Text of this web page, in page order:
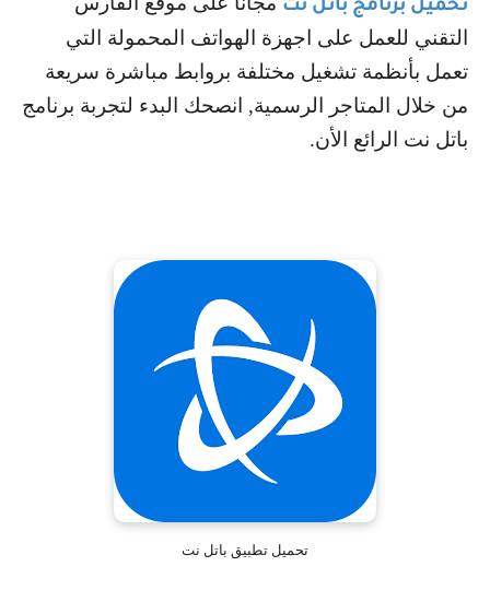
تحميل برنامج باتل نت
التقني للعمل على اجهزة الهواتف المحمولة التي
تعمل بأنظمة تشغيل مختلفة بروابط مباشرة سريعة
من خلال المتاجر الرسمية, انصحك البدء لتجربة برنامج
باتل نت الرائع الأن.
تحميل تطبيق باتل نت